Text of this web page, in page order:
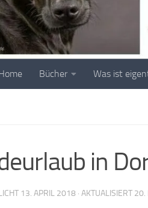
Bücher Was ist
in
13. APRIL 2018 · AKTUALISIERT 20.